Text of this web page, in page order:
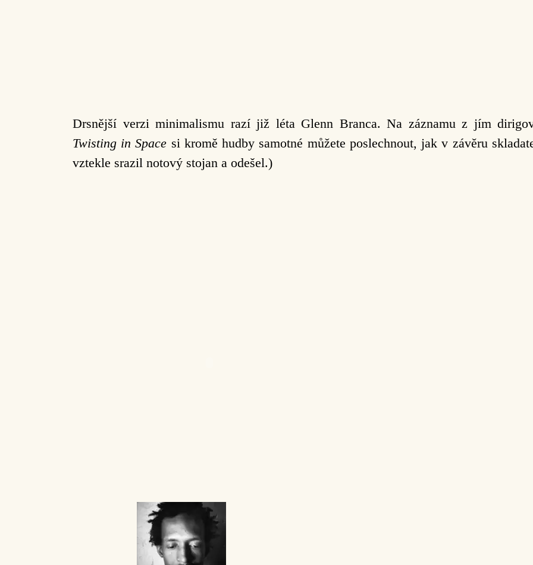
Drsnější verzi minimalismu razí již léta Glenn Branca. Na záznamu z jím
Twisting in Space si kromě hudby samotné můžete poslechnout, jak v závěru
vztekle srazil notový stojan a odešel.)